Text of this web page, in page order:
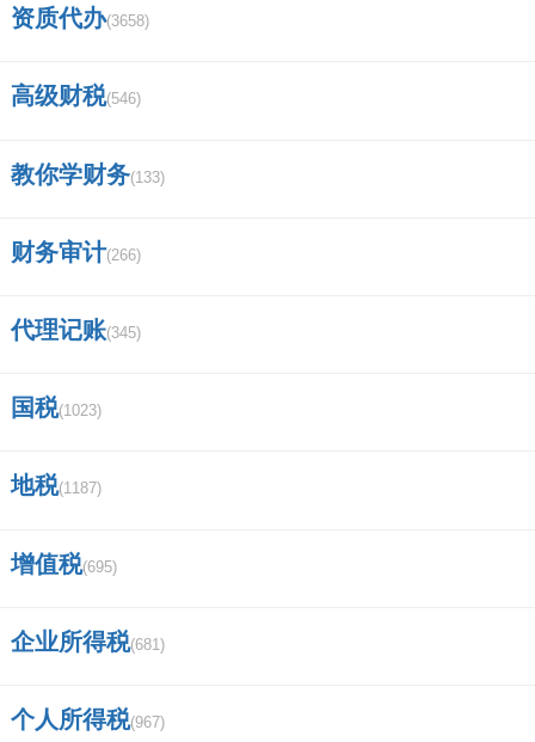
cuica koal是什么品牌？
餐饮商标注册流程？
品牌商标查询？
tufx是什么商标？
衣服商标图案查询？
商标在线查询接口
上海硫磺皂是哪个国家的品牌？
资质代办(3658)
高级财税(546)
教你学财务(133)
财务审计(266)
代理记账(345)
国税(1023)
地税(1187)
增值税(695)
企业所得税(681)
个人所得税(967)